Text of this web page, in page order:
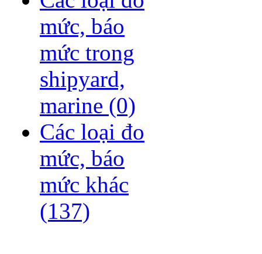
mức, báo
mức trong
shipyard,
marine (0)
Các loại đo
mức, báo
mức khác
(137)